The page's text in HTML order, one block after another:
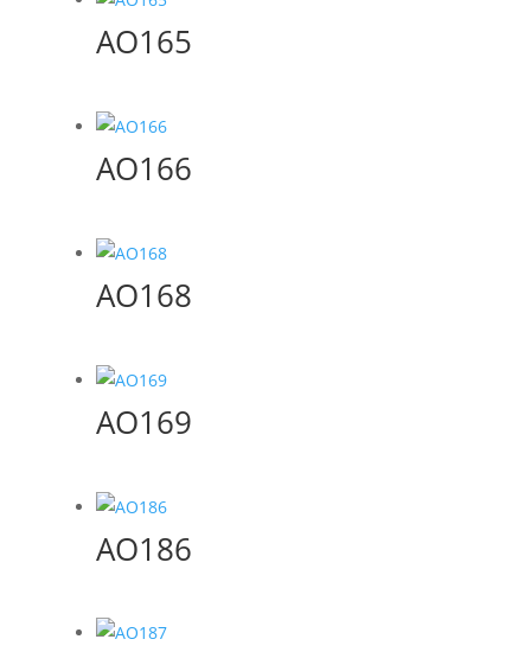
AO165
AO166
AO168
AO169
AO186